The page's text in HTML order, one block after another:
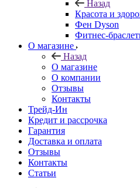
Назад
Красота и
Фен Dyson
Фитнес-
О магазине
Назад
О магазине
О компании
Отзывы
Контакты
Трейд-Ин
Кредит и рассрочка
Гарантия
Доставка и оплата
Отзывы
Контакты
Статьи